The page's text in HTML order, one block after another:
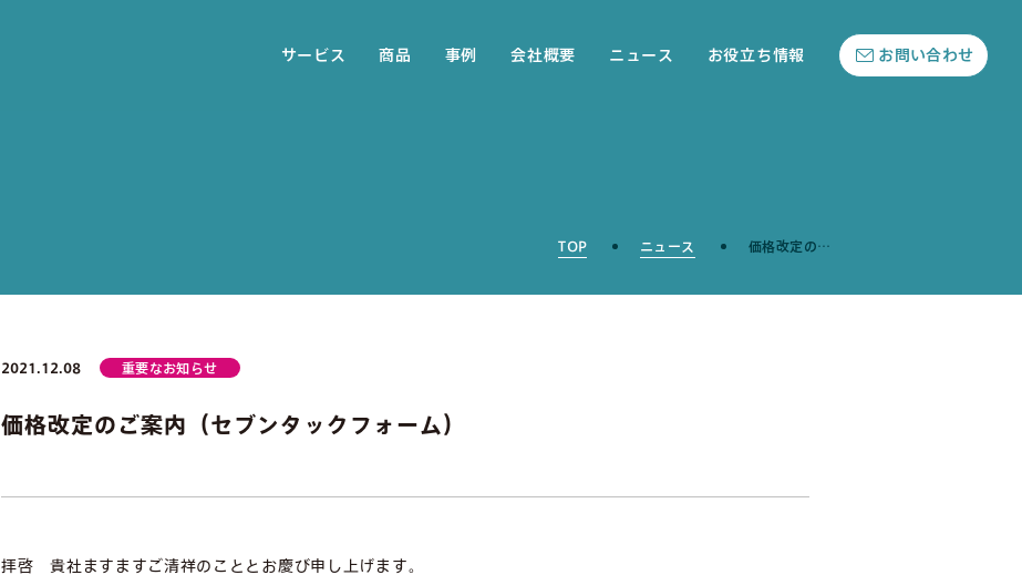
サービス 商品 事例 会社概要 ニュース お役立ち情報 お問い合わせ
TOP ニュース 価格改定の…
2021.12.08 重要なお知らせ
価格改定のご案内（セブンタックフォーム）
拝啓 貴社ますますご清祥のこととお慶び申し上げます。